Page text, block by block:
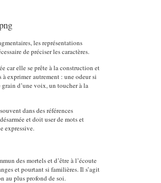
les représentations
de préciser les caractères.
car elle se prête à la construction et
à exprimer autrement : une odeur si
d’une voix, un toucher à la
dans des références
et doit user de mots et
expressive.
des mortels et d’être à l’écoute
et pourtant si familières. Il s’agit
au plus profond de soi.